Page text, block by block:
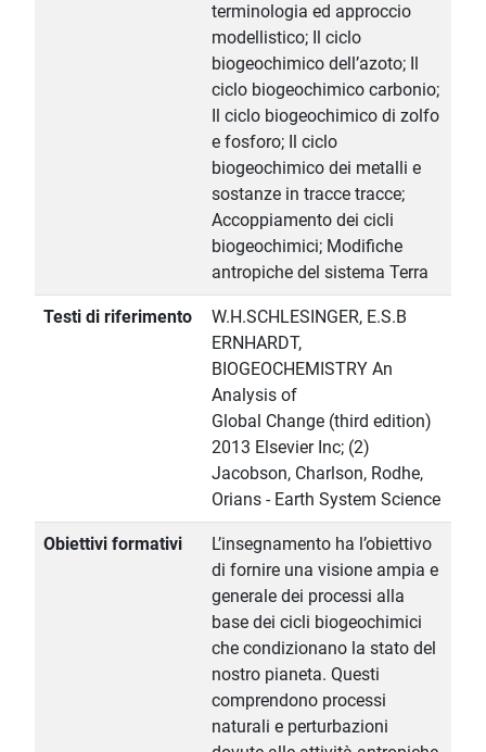
terminologia ed approccio
modellistico; Il ciclo
biogeochimico dell’azoto; Il
ciclo biogeochimico carbonio;
Il ciclo biogeochimico di zolfo
e fosforo; Il ciclo
biogeochimico dei metalli e
sostanze in tracce tracce;
Accoppiamento dei cicli
biogeochimici; Modifiche
antropiche del sistema Terra
Testi di riferimento
W.H.SCHLESINGER, E.S.B
ERNHARDT,
BIOGEOCHEMISTRY An
Analysis of
Global Change (third edition)
2013 Elsevier Inc; (2)
Jacobson, Charlson, Rodhe,
Orians - Earth System Science
Obiettivi formativi
L’insegnamento ha l’obiettivo
di fornire una visione ampia e
generale dei processi alla
base dei cicli biogeochimici
che condizionano la stato del
nostro pianeta. Questi
comprendono processi
naturali e perturbazioni